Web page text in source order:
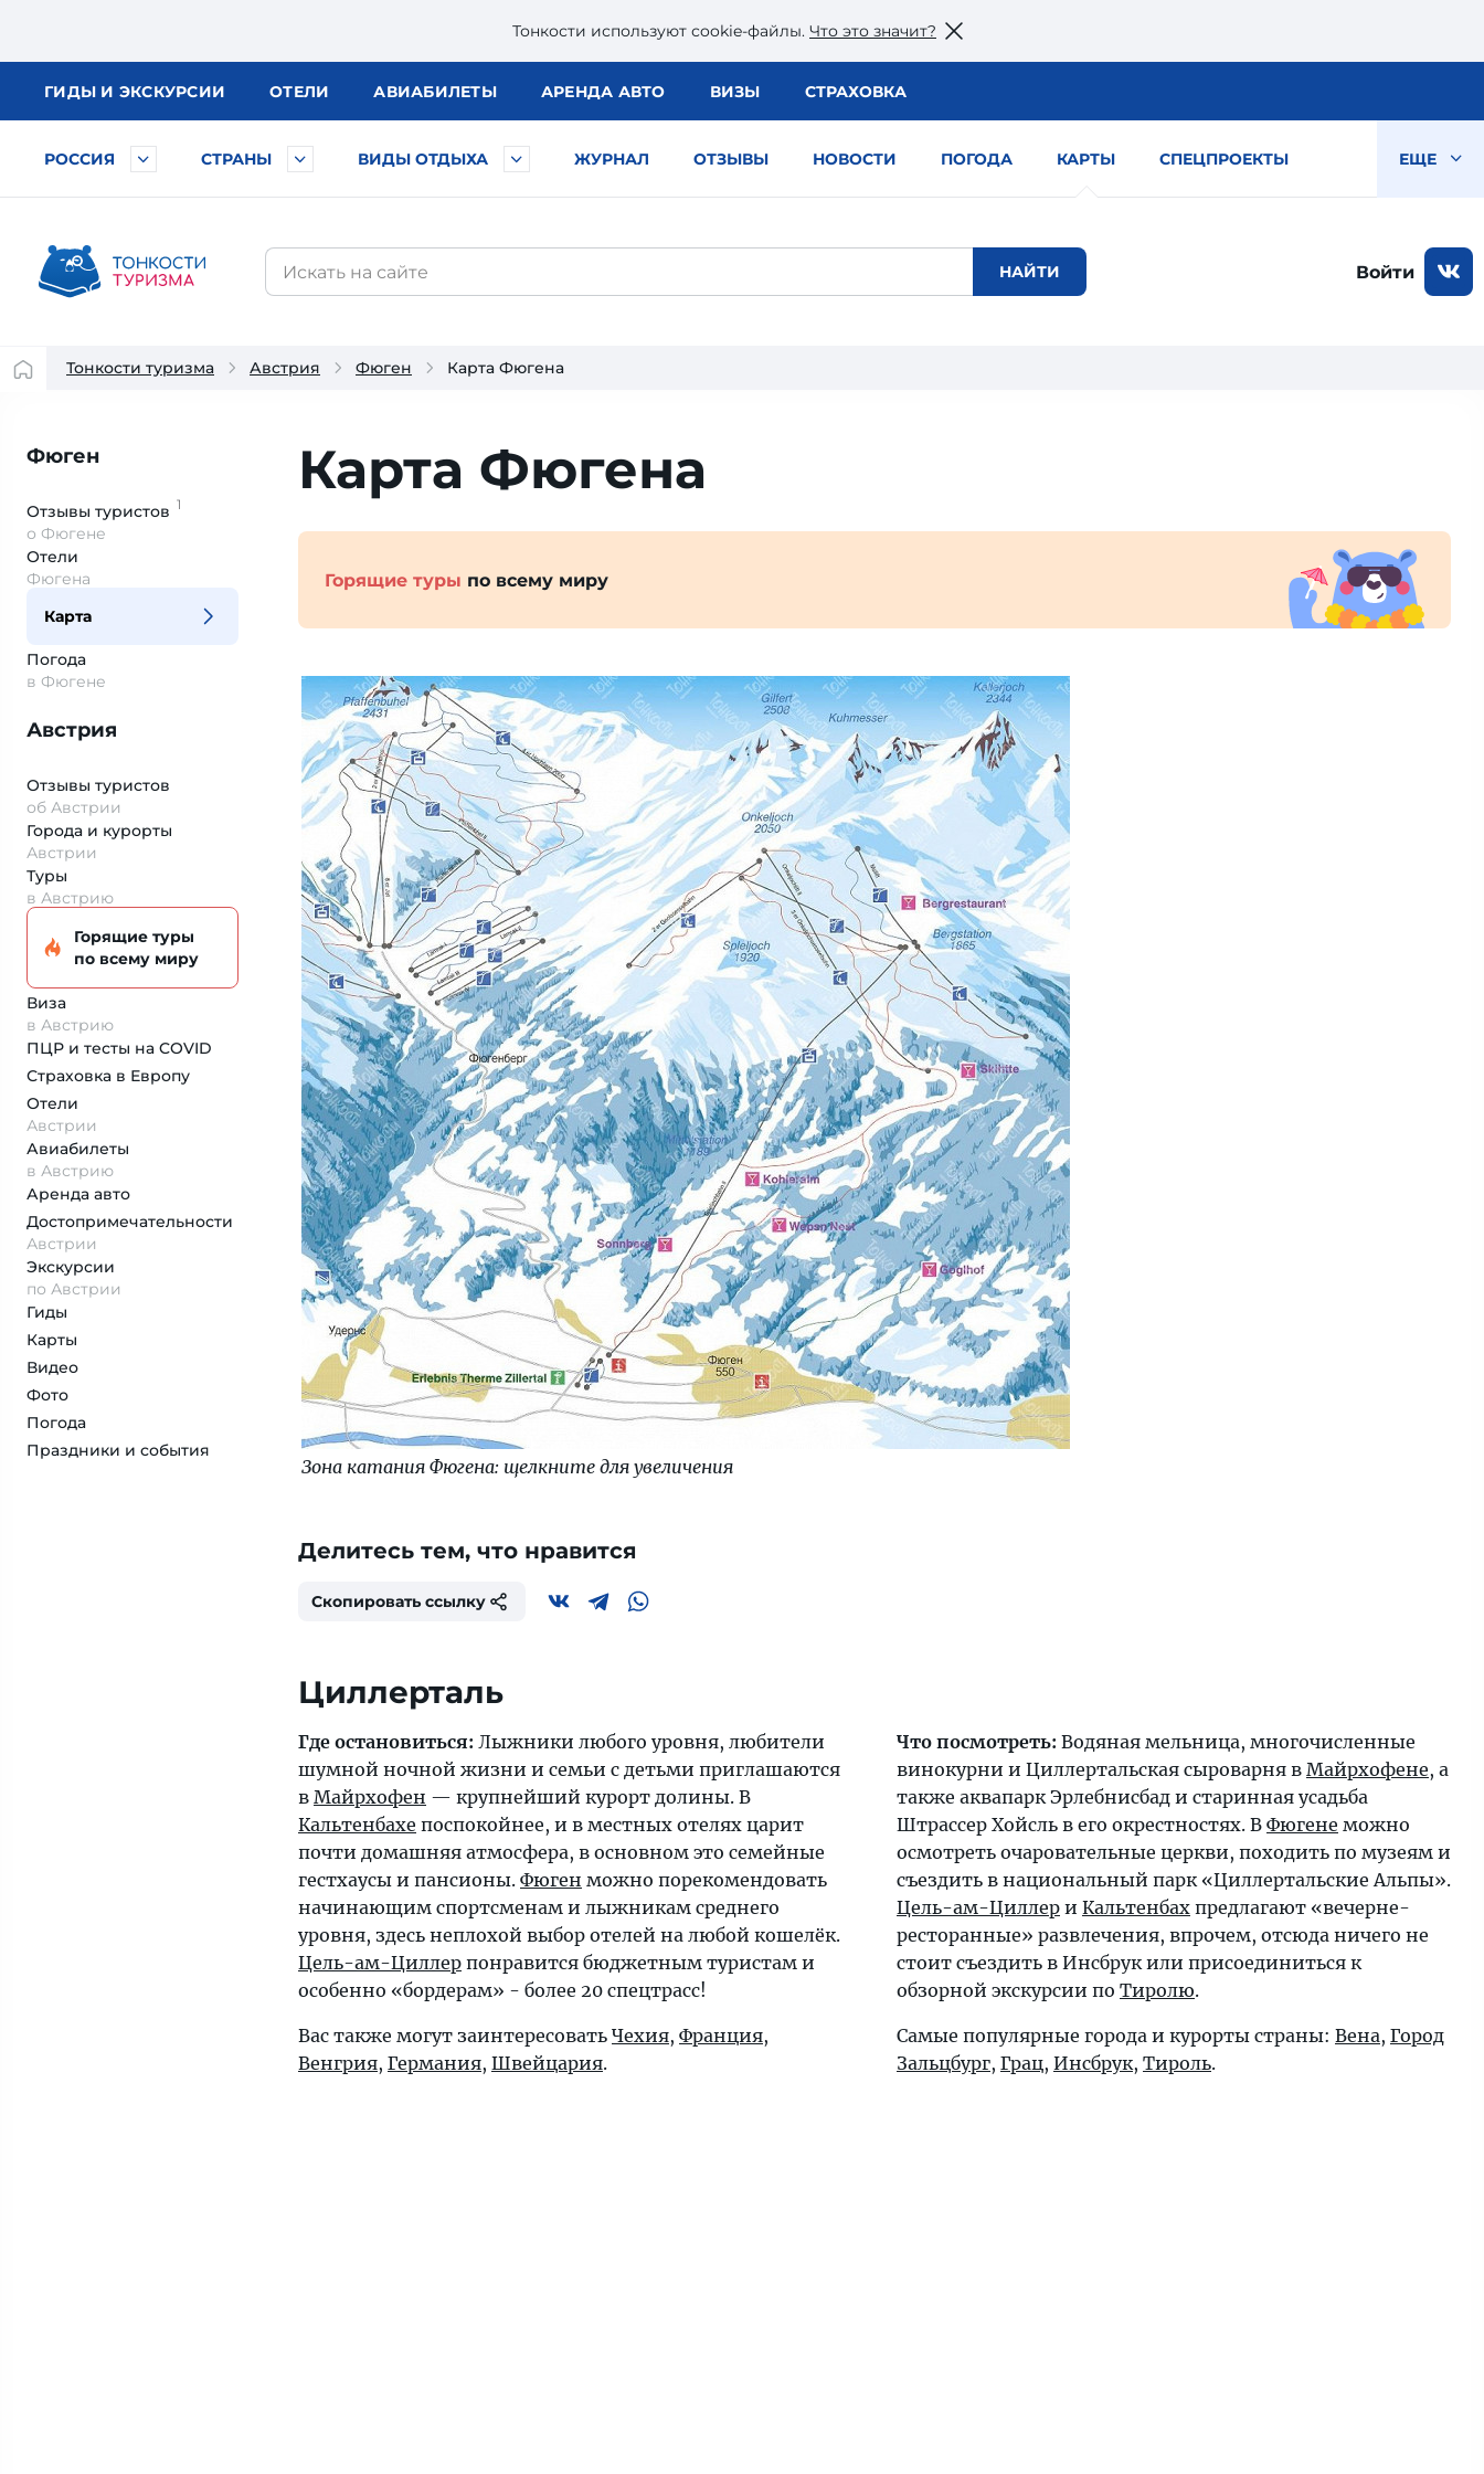
Тонкости используют сookie-файлы. Что это значит?
ГИДЫ И ЭКСКУРСИИ ОТЕЛИ АВИАБИЛЕТЫ АРЕНДА АВТО ВИЗЫ СТРАХОВКА
РОССИЯ СТРАНЫ ВИДЫ ОТДЫХА ЖУРНАЛ ОТЗЫВЫ НОВОСТИ ПОГОДА КАРТЫ СПЕЦПРОЕКТЫ ЕЩЕ
Войти
Тонкости туризма Австрия Фюген Карта Фюгена
Фюген
Отзывы туристов 1
о Фюгене
Отели
Фюгена
Карта
Погода
в Фюгене
Австрия
Отзывы туристов
об Австрии
Города и курорты
Австрии
Туры
в Австрию
Горящие туры
по всему миру
Виза
в Австрию
ПЦР и тесты на COVID
Страховка в Европу
Отели
Австрии
Авиабилеты
в Австрию
Аренда авто
Достопримеча­тельности
Австрии
Экскурсии
по Австрии
Гиды
Карты
Видео
Фото
Погода
Праздники и события
Карта Фюгена
Горящие туры по всему миру
Зона катания Фюгена: щелкните для увеличения
Делитесь тем, что нравится
Скопировать ссылку
Циллерталь
Где остановиться: Лыжники любого уровня, любители
шумной ночной жизни и семьи с детьми приглашаются
в Майрхофен — крупнейший курорт долины. В
Кальтенбахе поспокойнее, и в местных отелях царит
почти домашняя атмосфера, в основном это семейные
гестхаусы и пансионы. Фюген можно порекомендовать
начинающим спортсменам и лыжникам среднего
уровня, здесь неплохой выбор отелей на любой кошелёк.
Цель-ам-Циллер понравится бюджетным туристам и
особенно «бордерам» - более 20 спецтрасс!
Что посмотреть: Водяная мельница, многочисленные
винокурни и Циллертальская сыроварня в Майрхофене, а
также аквапарк Эрлебнисбад и старинная усадьба
Штрассер Хойсль в его окрестностях. В Фюгене можно
осмотреть очаровательные церкви, походить по музеям и
съездить в национальный парк «Циллертальские Альпы».
Цель-ам-Циллер и Кальтенбах предлагают «вечерне-
ресторанные» развлечения, впрочем, отсюда ничего не
стоит съездить в Инсбрук или присоединиться к
обзорной экскурсии по Тиролю.
Вас также могут заинтересовать Чехия, Франция,
Венгрия, Германия, Швейцария.
Самые популярные города и курорты страны: Вена, Город
Зальцбург, Грац, Инсбрук, Тироль.